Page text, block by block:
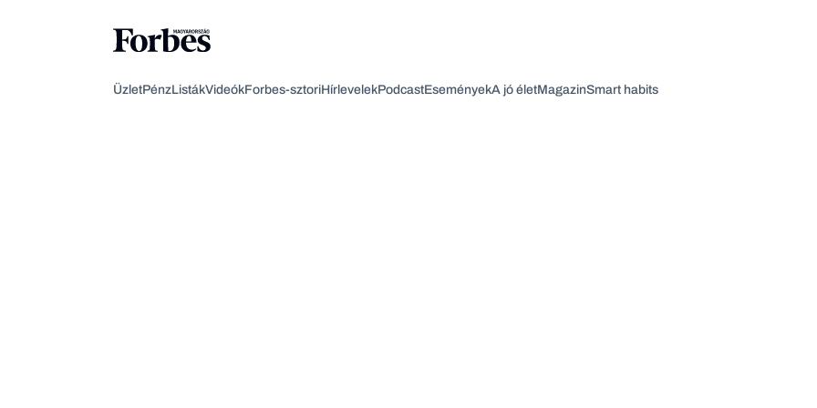
ÜzletPénzListákVideókForbes-sztoriHírlevelekPodcastEseményekA jó életMagazinSmart habits